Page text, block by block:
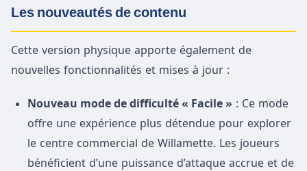
Les nouveautés de contenu
Cette version physique apporte également de
nouvelles fonctionnalités et mises à jour :
Nouveau mode de difficulté « Facile » : Ce mode
offre une expérience plus détendue pour explorer
le centre commercial de Willamette. Les joueurs
bénéficient d’une puissance d’attaque accrue et de